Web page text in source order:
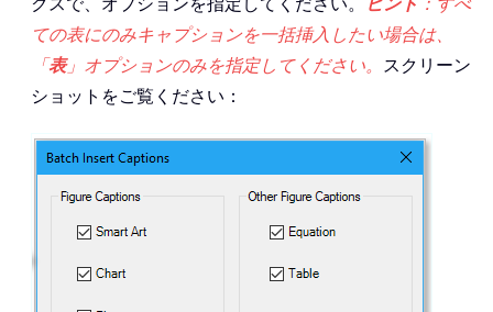
ての表にのみキャプションを一括挿入したい場合は、
「表」オプションのみを指定してください。 スクリーン
ショットをご覧ください：